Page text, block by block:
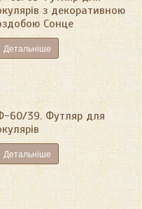
з декоративною
Сонце
Детальніше
60/39. Футляр для
Детальніше